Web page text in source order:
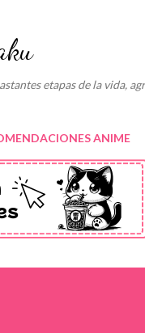
etapas de la vida,
ANIME